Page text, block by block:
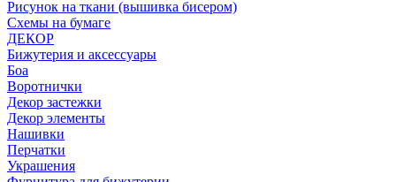
Рисунок на ткани (вышивка бисером)
Схемы на бумаге
ДЕКОР
Бижутерия и аксессуары
Боа
Воротнички
Декор застежки
Декор элементы
Нашивки
Перчатки
Украшения